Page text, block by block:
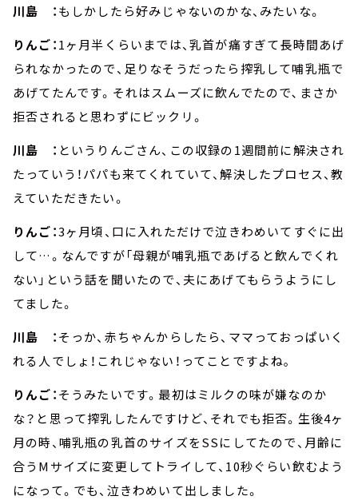
川島 ：もしかしたら好みじゃないのかな、みたいな。
りんご：1ヶ月半くらいまでは、乳首が痛すぎて長時間あげ
られなかったので、足りなそうだったら搾乳して哺乳瓶で
あげてたんです。それはスムーズに飲んでたので､まさか
拒否されると思わずにビックリ。
川島 ： というりんごさん、この収録の1週間前に解決され
たっていう！パパも来てくれていて、解決したプロセス、教
えていただきたい。
りんご：3ヶ月頃、口に入れただけで泣きわめいてすぐに出
して…。なんですが「母親が哺乳瓶であげると飲んでくれ
ない」という話を聞いたので、夫にあげてもらうようにし
てました。
川島 ：そっか、赤ちゃんからしたら、ママっておっぱいく
れる人でしょ！これじゃない！ってことですよね｡
りんご：そうみたいです。最初はミルクの味が嫌なのか
な？と思って搾乳したんですけど、それでも拒否。生後4ヶ
月の時、哺乳瓶の乳首のサイズをSSにしてたので、月齢に
合うMサイズに変更してトライして、10秒ぐらい飲むよう
になって。でも、泣きわめいて出しました。